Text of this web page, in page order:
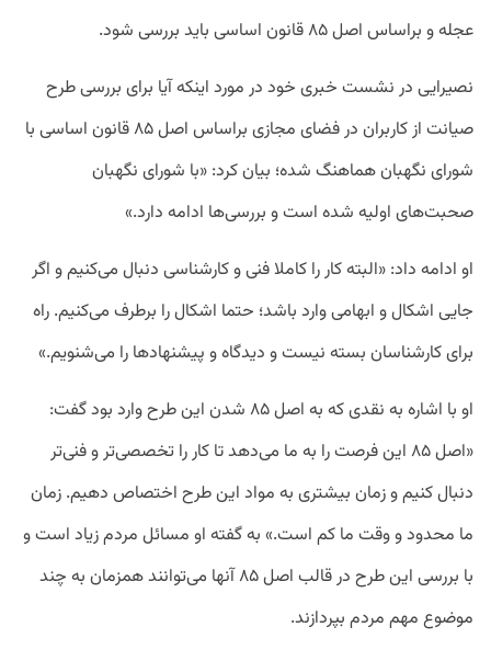
عجله و براساس اصل ۸۵ قانون اساسی باید بررسی شود.
نصیرایی در نشست خبری خود در مورد اینکه آیا برای بررسی طرح
صیانت از کاربران در فضای مجازی براساس اصل ۸۵ قانون اساسی با
شورای نگهبان هماهنگ شده؛ بیان کرد: «با شورای نگهبان
صحبت‌های اولیه شده است و بررسی‌ها ادامه دارد.»
او ادامه داد: «البته کار را کاملا فنی و کارشناسی دنبال می‌کنیم و اگر
جایی اشکال و ابهامی وارد باشد؛ حتما اشکال را برطرف می‌کنیم. راه
برای کارشناسان بسته نیست و دیدگاه و پیشنهادها را می‌شنویم.»
او با اشاره به نقدی که به اصل ۸۵ شدن این طرح وارد بود گفت:
«اصل ۸۵ این فرصت را به ما می‌دهد تا کار را تخصصی‌تر و فنی‌تر
دنبال کنیم و زمان بیشتری به مواد این طرح اختصاص دهیم. زمان
ما محدود و وقت ما کم است.» به گفته او مسائل مردم زیاد است و
با بررسی این طرح در قالب اصل ۸۵ آنها می‌توانند همزمان به چند
موضوع مهم مردم بپردازند.